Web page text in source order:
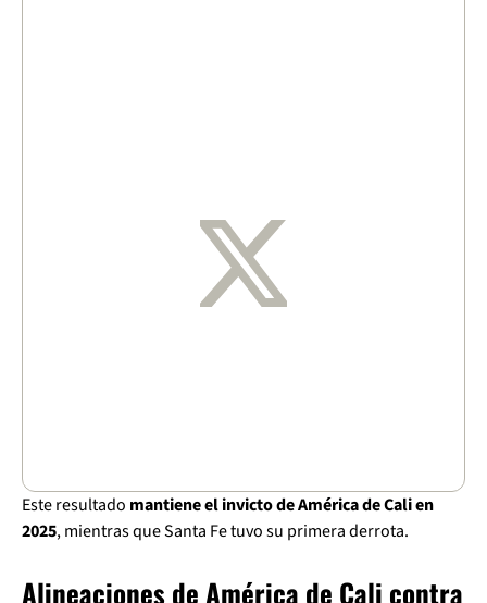
Este resultado mantiene el invicto de América de Cali en
2025, mientras que Santa Fe tuvo su primera derrota.
Alineaciones de América de Cali contra